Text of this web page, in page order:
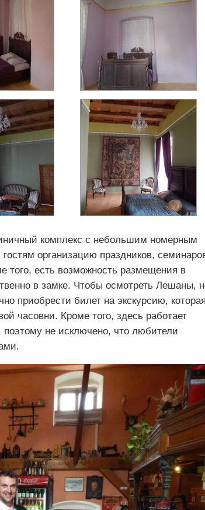
комплекс с небольшим номерным
организацию праздников,
того, есть возможность размещения в
в замке. Чтобы осмотреть Лешаны,
приобрести билет на экскурсию,
часовни. Кроме того, здесь работает
поэтому не исключено, что любители